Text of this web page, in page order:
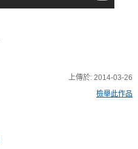
上傳於: 2014-03-26
檢舉此作品